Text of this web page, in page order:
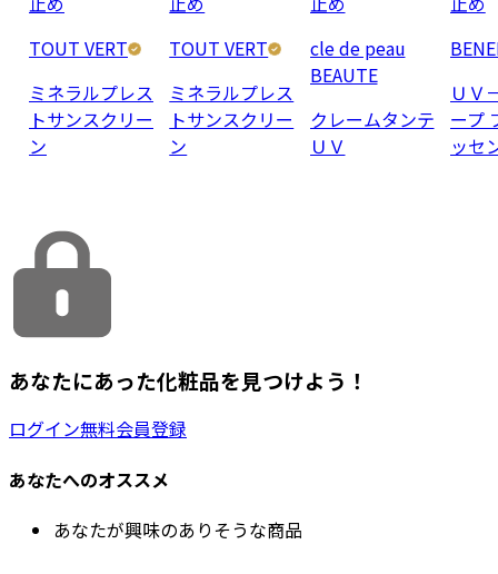
TOUT VERT
ミネラルプレス
トサンスクリー
ン
TOUT VERT
ミネラルプレス
トサンスクリー
ン
cle de peau
BEAUTE
クレームタンテ
ＵＶ
ＵＶ
ープ
ッセ
あなたにあった化粧品を見つけよう！
ログイン無料会員登録
あなたへのオススメ
あなたが興味のありそうな商品